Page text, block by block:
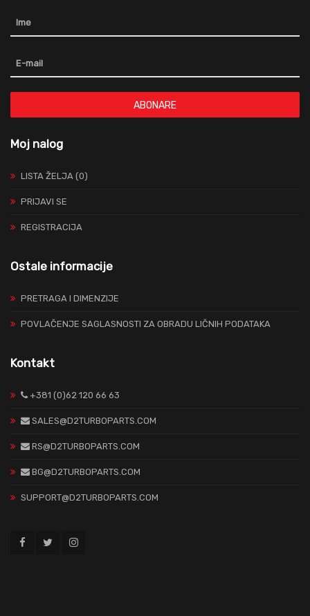
ABONARE
Moj nalog
LISTA ŽELJA (0)
PRIJAVI SE
REGISTRACIJA
Ostale informacije
PRETRAGA I DIMENZIJE
POVLAČENJE SAGLASNOSTI ZA OBRADU LIČNIH PODATAKA
Kontakt
+381 (0)62 120 66 63
SALES@D2TURBOPARTS.COM
RS@D2TURBOPARTS.COM
BG@D2TURBOPARTS.COM
SUPPORT@D2TURBOPARTS.COM